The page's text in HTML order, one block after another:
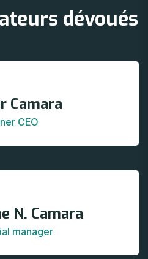
dévoués
Camara
CEO
N. Camara
manager